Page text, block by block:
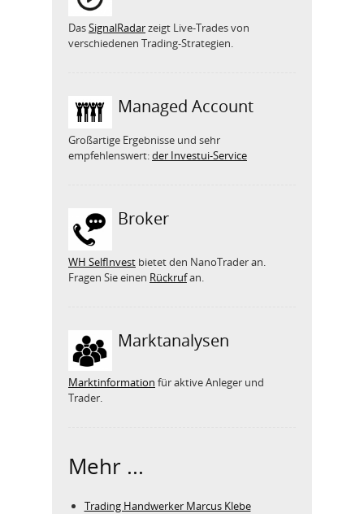
DasSignalRadarzeigt Live-Trades von
verschiedenen Trading-Strategien.
Managed Account
Großartige Ergebnisse und sehr
empfehlenswert:der Investui-Service
Broker
WH SelfInvest bietet den NanoTrader an.
Fragen Sie einen Rückrufan.
Marktanalysen
Marktinformation für aktive Anleger und
Trader.
Mehr ...
Trading Handwerker Marcus Klebe